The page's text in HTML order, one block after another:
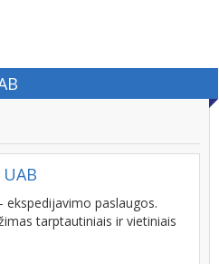
UAB
ekspedijavimo paslaugos.
tarptautiniais ir vietiniais